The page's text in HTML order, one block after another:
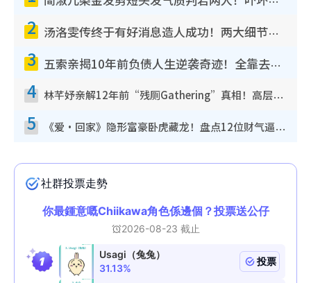
2 汤洛雯传终于有好消息造人成功！两大细节曝孕味极浓引猜测：大肚婆先会咁！
3 五索亲揭10年前负债人生逆袭奇迹！全靠去一地方转运后即遇上马先生
4 林芊妤亲解12年前“残厕Gathering”真相！高层解约一句话重创尊严，至今拒返TVB
5 《爱·回家》隐形富豪卧虎藏龙！盘点12位财气逼人的有钱艺人：这位美女3亿身家不愁做